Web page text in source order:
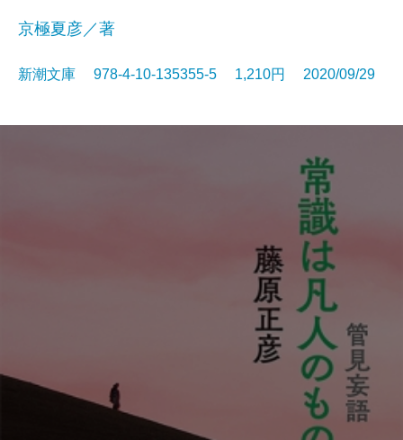
京極夏彦／著
新潮文庫 978-4-10-135355-5 1,210円 2020/09/29